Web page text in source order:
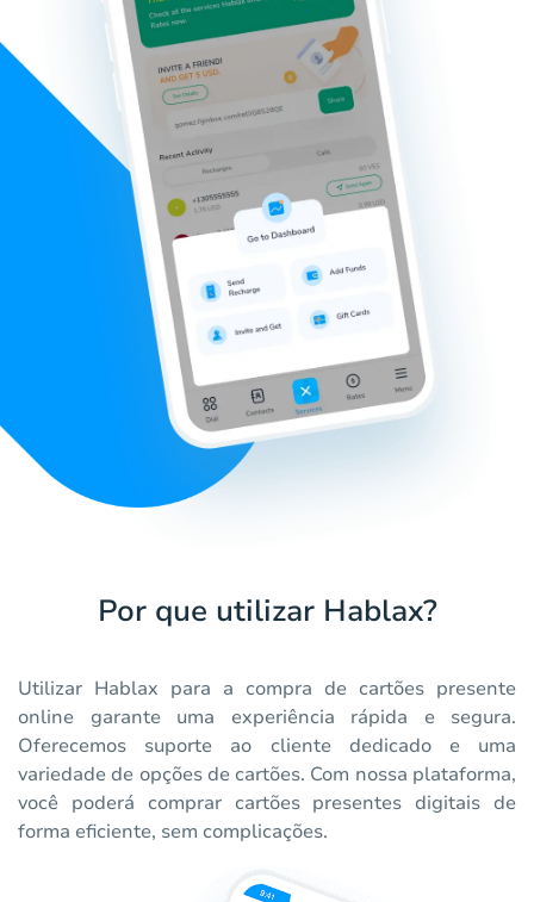
Por que utilizar Hablax?
Utilizar Hablax para a compra de cartões presente
online garante uma experiência rápida e segura.
Oferecemos suporte ao cliente dedicado e uma
variedade de opções de cartões. Com nossa plataforma,
você poderá comprar cartões presentes digitais de
forma eficiente, sem complicações.